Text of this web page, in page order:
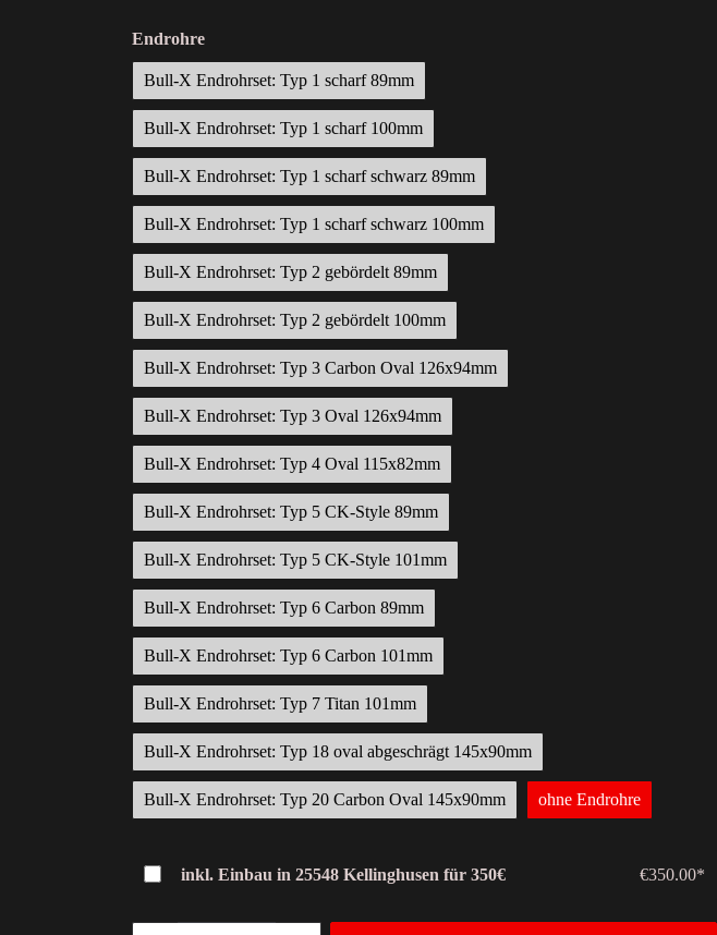
Endrohre
Bull-X Endrohrset: Typ 1 scharf 89mm
Bull-X Endrohrset: Typ 1 scharf 100mm
Bull-X Endrohrset: Typ 1 scharf schwarz 89mm
Bull-X Endrohrset: Typ 1 scharf schwarz 100mm
Bull-X Endrohrset: Typ 2 gebördelt 89mm
Bull-X Endrohrset: Typ 2 gebördelt 100mm
Bull-X Endrohrset: Typ 3 Carbon Oval 126x94mm
Bull-X Endrohrset: Typ 3 Oval 126x94mm
Bull-X Endrohrset: Typ 4 Oval 115x82mm
Bull-X Endrohrset: Typ 5 CK-Style 89mm
Bull-X Endrohrset: Typ 5 CK-Style 101mm
Bull-X Endrohrset: Typ 6 Carbon 89mm
Bull-X Endrohrset: Typ 6 Carbon 101mm
Bull-X Endrohrset: Typ 7 Titan 101mm
Bull-X Endrohrset: Typ 18 oval abgeschrägt 145x90mm
Bull-X Endrohrset: Typ 20 Carbon Oval 145x90mm ohne Endrohre
inkl. Einbau in 25548 Kellinghusen für 350€ €350.00*